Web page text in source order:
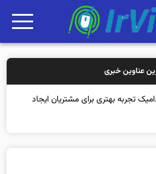
عناوین خبری
تجربه بهتری برای مشتریان ایجاد